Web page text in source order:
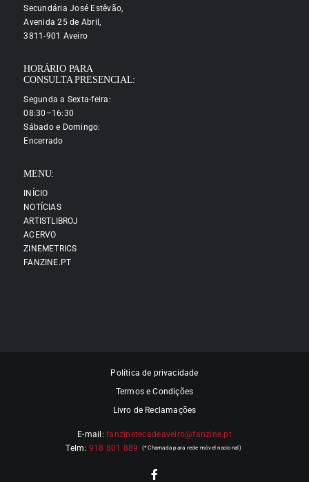
Secundária José Estêvão,
Avenida 25 de Abril,
3811-901 Aveiro
HORÁRIO PARA
CONSULTA PRESENCIAL:
Segunda a Sexta-feira:
08:30–16:30
Sábado e Domingo:
Encerrado
MENU:
INÍCIO
NOTÍCIAS
ARTISTLIBROJ
ACERVO
ZINEMETRICS
FANZINE.PT
Política de privacidade
Termos e Condições
Livro de Reclamações
E-mail:fanzinetecadeaveiro@fanzine.pt
Telm: 918 801 889